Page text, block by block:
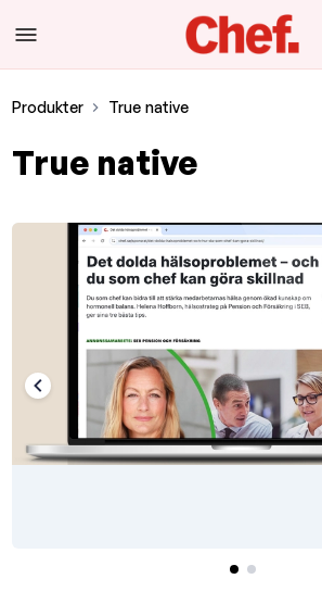
Produkter True native
True native